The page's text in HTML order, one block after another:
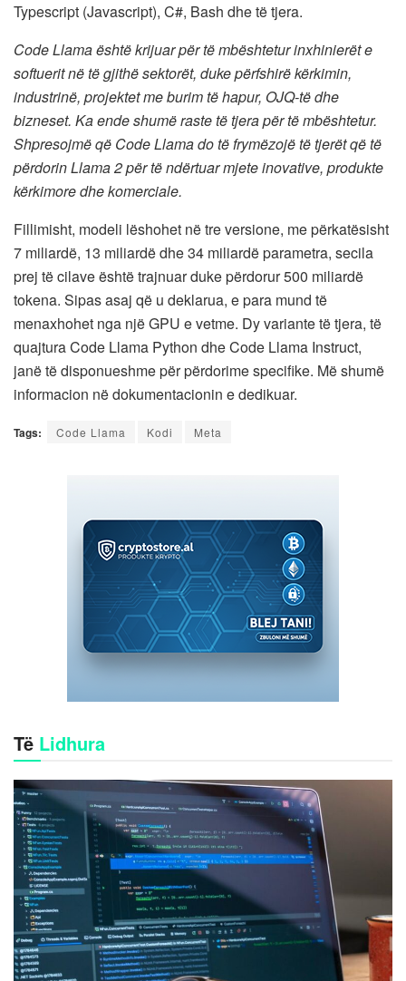
Typescript (Javascript), C#, Bash dhe të tjera.
Code Llama është krijuar për të mbështetur inxhinierët e
softuerit në të gjithë sektorët, duke përfshirë kërkimin,
industrinë, projektet me burim të hapur, OJQ-të dhe
bizneset. Ka ende shumë raste të tjera për të mbështetur.
Shpresojmë që Code Llama do të frymëzojë të tjerët që të
përdorin Llama 2 për të ndërtuar mjete inovative, produkte
kërkimore dhe komerciale.
Fillimisht, modeli lëshohet në tre versione, me përkatësisht
7 miliardë, 13 miliardë dhe 34 miliardë parametra, secila
prej të cilave është trajnuar duke përdorur 500 miliardë
tokena. Sipas asaj që u deklarua, e para mund të
menaxhohet nga një GPU e vetme. Dy variante të tjera, të
quajtura Code Llama Python dhe Code Llama Instruct,
janë të disponueshme për përdorime specifike. Më shumë
informacion në dokumentacionin e dedikuar.
Tags: Code Llama Kodi Meta
Të Lidhura